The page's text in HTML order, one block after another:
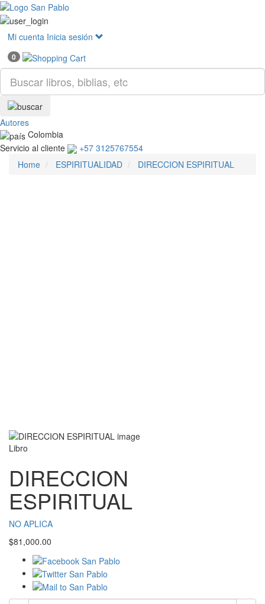
Mi cuenta Inicia sesión
0
Autores
Colombia
Servicio al cliente
+57 3125767554
Home
ESPIRITUALIDAD DIRECCION ESPIRITUAL
Libro
DIRECCION
ESPIRITUAL
NO APLICA
$81,000.00